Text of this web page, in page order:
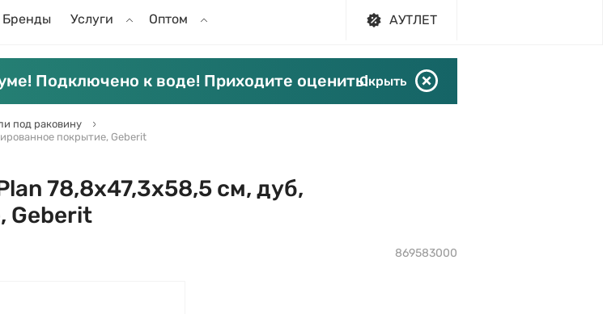
Бренды Услуги Оптом АУТЛЕТ
Подключено к воде! Приходите оценить!Скрыть
под раковину
покрытие, Geberit
78,8х47,3х58,5 см, дуб,
Geberit
869583000